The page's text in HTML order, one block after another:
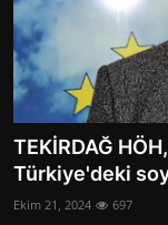
TEKİRDAĞ
Türkiye'deki
Ekim 21, 2024 697